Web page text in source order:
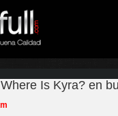
Is Kyra? en